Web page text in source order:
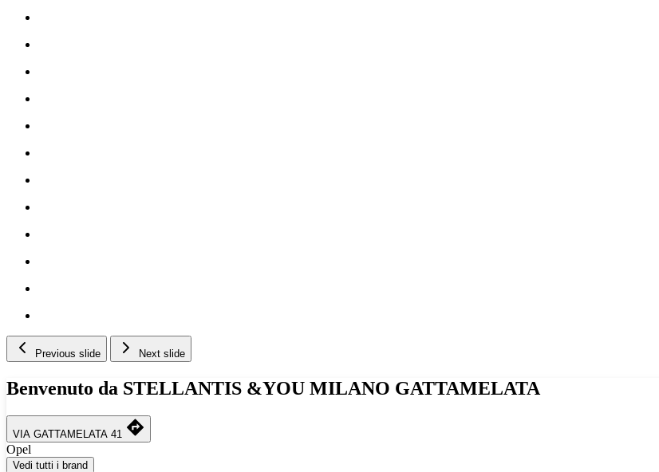
Previous slide Next slide
Benvenuto da STELLANTIS &YOU MILANO GATTAMELATA
VIA GATTAMELATA 41
Opel
Vedi tutti i brand